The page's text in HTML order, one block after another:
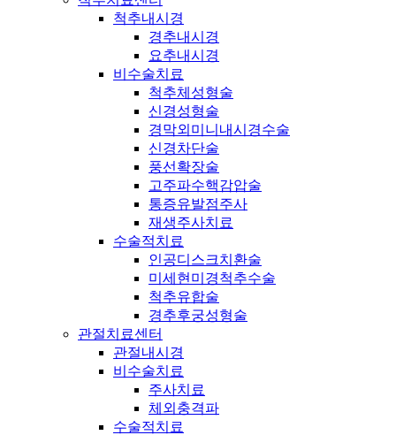
척추내시경
경추내시경
요추내시경
비수술치료
척추체성형술
신경성형술
경막외미니내시경수술
신경차단술
풍선확장술
고주파수핵감압술
통증유발점주사
재생주사치료
수술적치료
인공디스크치환술
미세현미경척추수술
척추유합술
경추후궁성형술
관절치료센터
관절내시경
비수술치료
주사치료
체외충격파
수술적치료